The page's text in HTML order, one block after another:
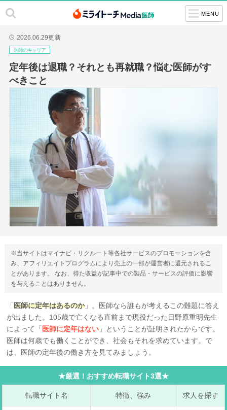
MENU
🕒 2026.06.29更新
医師のキャリア
定年後は退職？それとも再就職？悩む医師がす
べきこと
※当サイトはマイナビ・リクルート等各社サービスのプロモーションを含
み、アフィリエイトプログラムにより売上の一部が運営者に還元されるこ
とがあります。 なお、得た収益が記事中での製品・サービスの評価に影響
を与えることはありません。
「医師に定年はあるのか」。医師なら誰もが考えるこの難題に答え
が出ました。105歳で亡くなる直前まで現役だった日野原重明先生
によって「 医師に定年はない 」ということが証明されたからです。
医師は何歳でも働くことができ、社会もそれを求めています。で
は、医師の定年後の働き方を見てみましょう。
★厳選！おすすめ転職サイト3選★
転職サイト名 特徴、強み 求人を探す